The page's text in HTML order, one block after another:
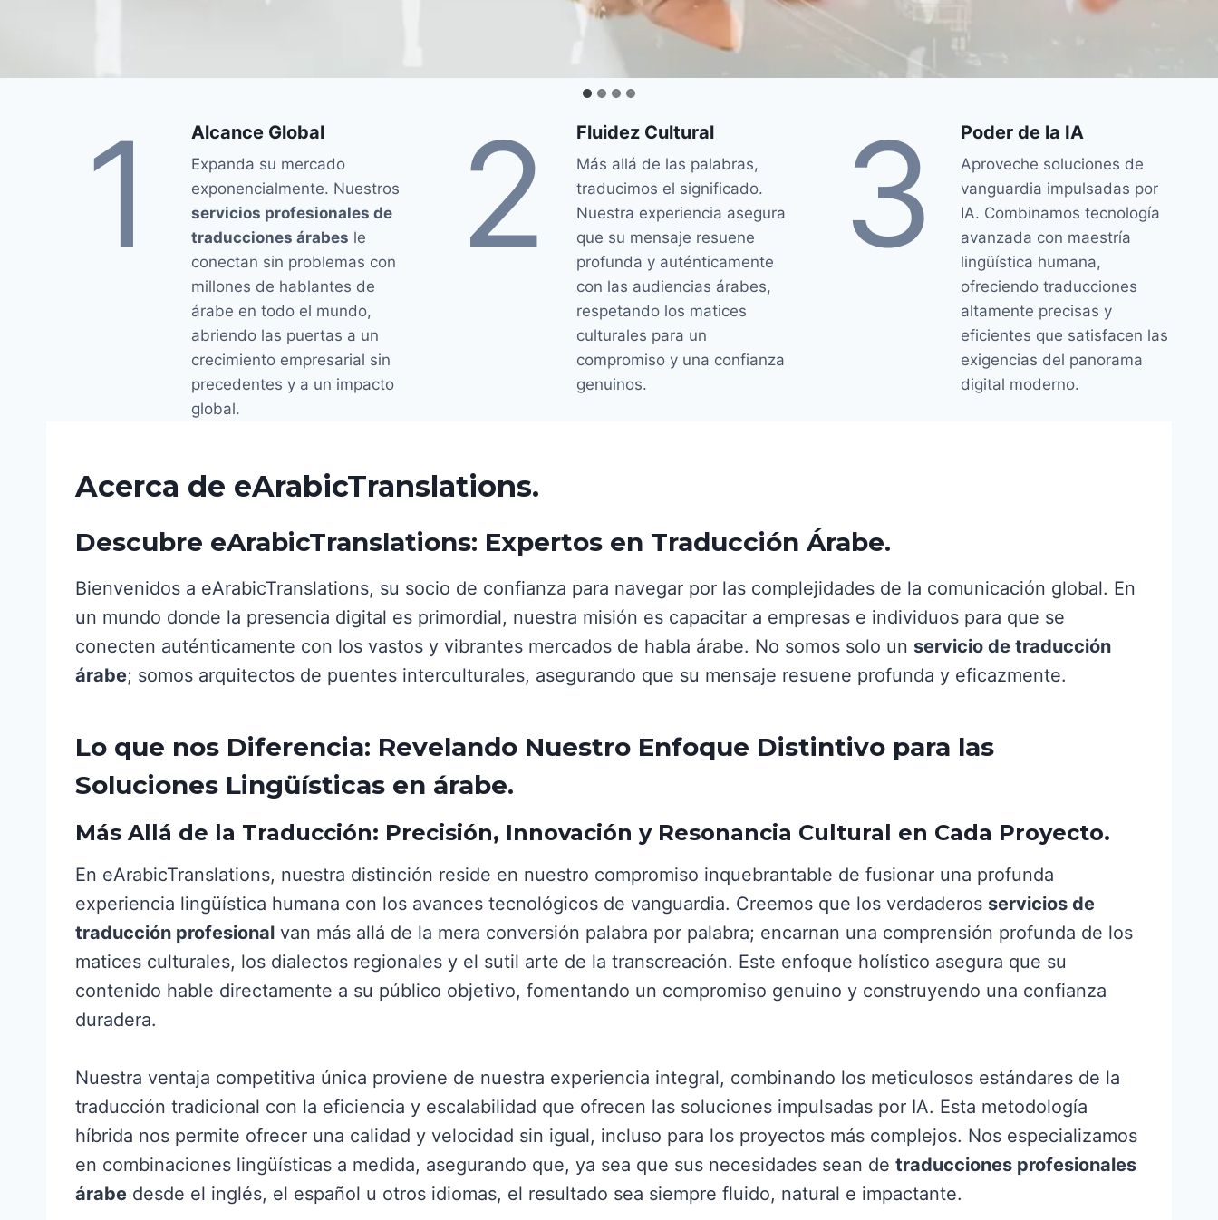
1 Alcance Global
Expanda su mercado
exponencialmente. Nuestros
servicios profesionales de
traducciones árabes le
conectan sin problemas con
millones de hablantes de
árabe en todo el mundo,
abriendo las puertas a un
crecimiento empresarial sin
precedentes y a un impacto
global.
2 Fluidez Cultural
Más allá de las palabras,
traducimos el significado.
Nuestra experiencia asegura
que su mensaje resuene
profunda y auténticamente
con las audiencias árabes,
respetando los matices
culturales para un
compromiso y una confianza
genuinos.
3 Poder de la IA
Aproveche soluciones de
vanguardia impulsadas por
IA. Combinamos tecnología
avanzada con maestría
lingüística humana,
ofreciendo traducciones
altamente precisas y
eficientes que satisfacen las
exigencias del panorama
digital moderno.
Acerca de eArabicTranslations.
Descubre eArabicTranslations: Expertos en Traducción Árabe.
Bienvenidos a eArabicTranslations, su socio de confianza para navegar por las complejidades de la comunicación global. En
un mundo donde la presencia digital es primordial, nuestra misión es capacitar a empresas e individuos para que se
conecten auténticamente con los vastos y vibrantes mercados de habla árabe. No somos solo un servicio de traducción
árabe; somos arquitectos de puentes interculturales, asegurando que su mensaje resuene profunda y eficazmente.
Lo que nos Diferencia: Revelando Nuestro Enfoque Distintivo para las
Soluciones Lingüísticas en árabe.
Más Allá de la Traducción: Precisión, Innovación y Resonancia Cultural en Cada Proyecto.
En eArabicTranslations, nuestra distinción reside en nuestro compromiso inquebrantable de fusionar una profunda
experiencia lingüística humana con los avances tecnológicos de vanguardia. Creemos que los verdaderos servicios de
traducción profesional van más allá de la mera conversión palabra por palabra; encarnan una comprensión profunda de los
matices culturales, los dialectos regionales y el sutil arte de la transcreación. Este enfoque holístico asegura que su
contenido hable directamente a su público objetivo, fomentando un compromiso genuino y construyendo una confianza
duradera.
Nuestra ventaja competitiva única proviene de nuestra experiencia integral, combinando los meticulosos estándares de la
traducción tradicional con la eficiencia y escalabilidad que ofrecen las soluciones impulsadas por IA. Esta metodología
híbrida nos permite ofrecer una calidad y velocidad sin igual, incluso para los proyectos más complejos. Nos especializamos
en combinaciones lingüísticas a medida, asegurando que, ya sea que sus necesidades sean de traducciones profesionales
árabe desde el inglés, el español u otros idiomas, el resultado sea siempre fluido, natural e impactante.